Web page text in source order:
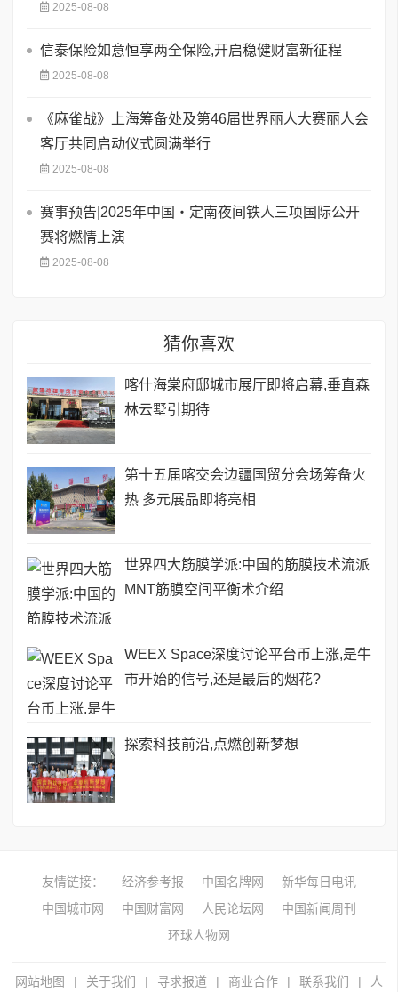
2025-08-08
信泰保险如意恒享两全保险,开启稳健财富新征程
2025-08-08
《麻雀战》上海筹备处及第46届世界丽人大赛丽人会
客厅共同启动仪式圆满举行
2025-08-08
赛事预告|2025年中国・定南夜间铁人三项国际公开
赛将燃情上演
2025-08-08
猜你喜欢
喀什海棠府邸城市展厅即将启幕,垂直森
林云墅引期待
第十五届喀交会边疆国贸分会场筹备火
热 多元展品即将亮相
世界四大筋膜学派:中国的筋膜技术流派
MNT筋膜空间平衡术介绍
WEEX Space深度讨论平台币上涨,是牛
市开始的信号,还是最后的烟花?
探索科技前沿,点燃创新梦想
友情链接： 经济参考报 中国名牌网
新华每日电讯
中国城市网
中国财富网 人民论坛网
中国新闻周刊
环球人物网
网站地图 | 关于我们 | 寻求报道 | 商业合作 | 联系我们 | 人